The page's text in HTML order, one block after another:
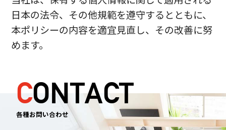
日本の法令、その他規範を遵守するとともに、
本ポリシーの内容を適宜見直し、その改善に努
めます。
CONTACT
各種お問い合わせ